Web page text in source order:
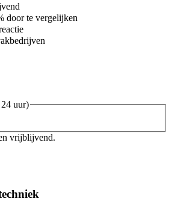
door te vergelijken
uur)
vrijblijvend.